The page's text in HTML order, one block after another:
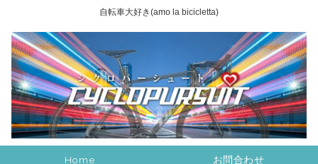
自転車大好き(amo la bicicletta)
Home お問合わせ